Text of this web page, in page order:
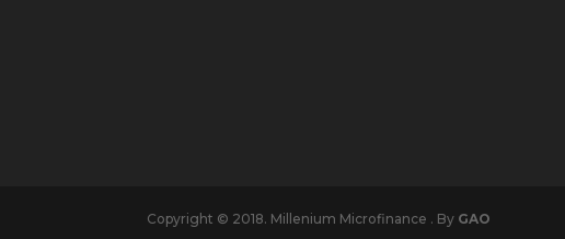
Copyright © 2018. Millenium Microfinance . By GAO